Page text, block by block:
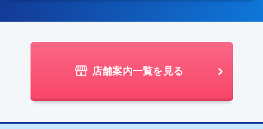
店舗案内一覧を見る